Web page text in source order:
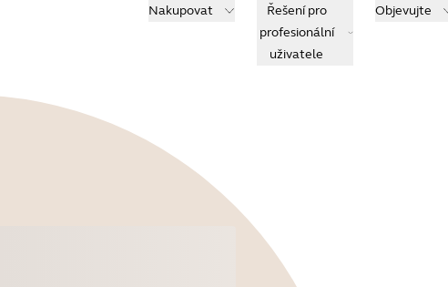
Nakupovat
Řešení pro
profesionální
uživatele
Objevujte